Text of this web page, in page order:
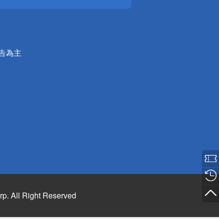
為主
All Right Reserved